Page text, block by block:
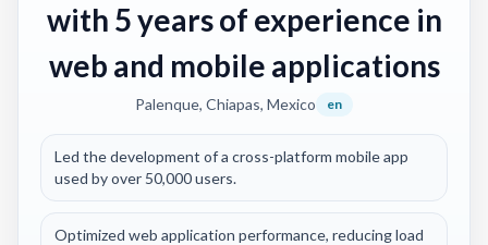
with 5 years of experience in
web and mobile applications
Palenque, Chiapas, Mexico en
Led the development of a cross-platform mobile app
used by over 50,000 users.
Optimized web application performance, reducing load